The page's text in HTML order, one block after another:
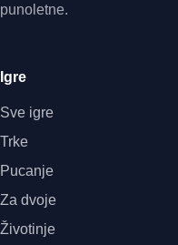
punoletne.
Igre
Sve igre
Trke
Pucanje
Za dvoje
Životinje